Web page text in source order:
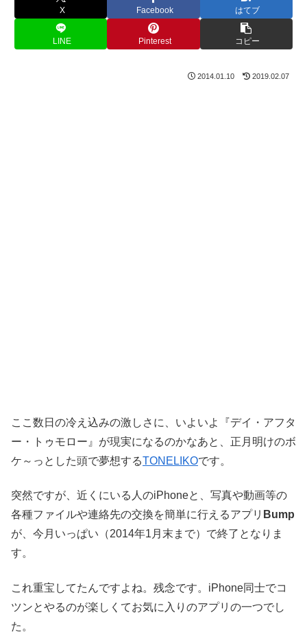
X Facebook はてブ
LINE Pinterest コピー
2014.01.10 2019.02.07
ここ数日の冷え込みの激しさに、いよいよ『デイ・アフタ
ー・トゥモロー』が現実になるのかなあと、正月明けのボ
ケ～っとした頭で夢想するTONELIKOです。
突然ですが、近くにいる人のiPhoneと、写真や動画等の
各種ファイルや連絡先の交換を簡単に行えるアプリ Bump
が、今月いっぱい（2014年1月末まで）で終了となりま
す。
これ重宝してたんですよね。残念です。iPhone同士でコ
ツンとやるのが楽しくてお気に入りのアプリの一つでし
た。